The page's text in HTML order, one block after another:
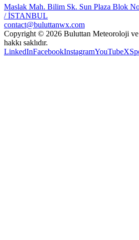
Maslak Mah. Bilim Sk. Sun Plaza Blok
/ İSTANBUL
contact@buluttanwx.com
Copyright © 2026 Buluttan Meteoroloji
hakkı saklıdır.
LinkedInFacebookInstagramYouTubeX